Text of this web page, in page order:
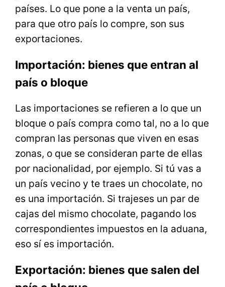
países. Lo que pone a la venta un país,
para que otro país lo compre, son sus
exportaciones.
Importación: bienes que entran al
país o bloque
Las importaciones se refieren a lo que un
bloque o país compra como tal, no a lo que
compran las personas que viven en esas
zonas, o que se consideran parte de ellas
por nacionalidad, por ejemplo. Si tú vas a
un país vecino y te traes un chocolate, no
es una importación. Si trajeses un par de
cajas del mismo chocolate, pagando los
correspondientes impuestos en la aduana,
eso sí es importación.
Exportación: bienes que salen del